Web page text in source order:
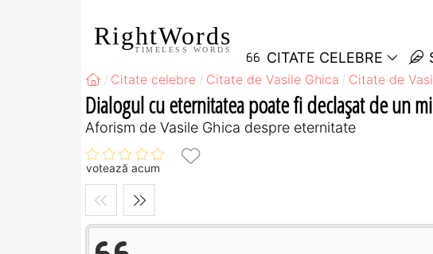
RightWords
TIMELESS WORDS CITATE CELEBRE
Citate celebre Citate de Vasile Ghica Citate de
Dialogul cu eternitatea poate fi declaşat de un
Aforism de Vasile Ghica despre eternitate
votează acum